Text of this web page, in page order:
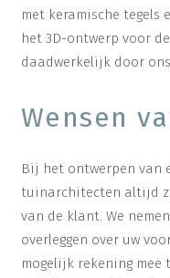
met keramische tegels
het 3D-ontwerp voor
daadwerkelijk door
Wensen
Bij het ontwerpen van
tuinarchitecten altijd
van de klant. We
overleggen over uw
mogelijk rekening